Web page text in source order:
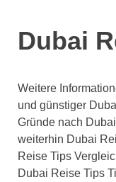
Dubai
Weitere
und günstiger
Gründe nach
weiterhin Dubai
Reise Tips
Dubai Reise Tips